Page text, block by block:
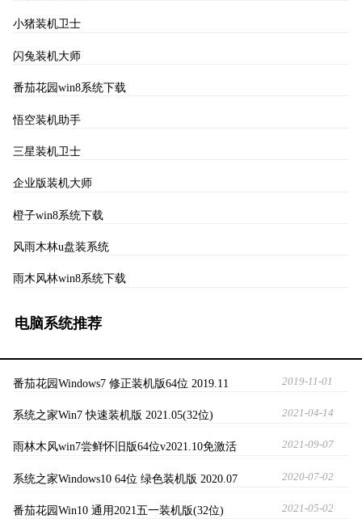
小猪装机卫士
闪兔装机大师
番茄花园win8系统下载
悟空装机助手
三星装机卫士
企业版装机大师
橙子win8系统下载
风雨木林u盘装系统
雨木风林win8系统下载
电脑系统推荐
番茄花园Windows7 修正装机版64位 2019.11 2019-11-01
系统之家Win7 快速装机版 2021.05(32位) 2021-04-14
雨林木风win7尝鲜怀旧版64位v2021.10免激活 2021-09-07
系统之家Windows10 64位 绿色装机版 2020.07 2020-07-02
番茄花园Win10 通用2021五一装机版(32位) 2021-05-02